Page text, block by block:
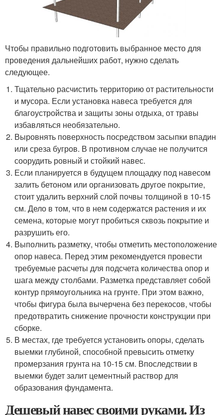
Чтобы правильно подготовить выбранное место для
проведения дальнейших работ, нужно сделать
следующее.
Тщательно расчистить территорию от растительности
и мусора. Если установка навеса требуется для
благоустройства и защиты зоны отдыха, от травы
избавляться необязательно.
Выровнять поверхность посредством засыпки впадин
или среза бугров. В противном случае не получится
соорудить ровный и стойкий навес.
Если планируется в будущем площадку под навесом
залить бетоном или организовать другое покрытие,
стоит удалить верхний слой почвы толщиной в 10-15
см. Дело в том, что в нем содержатся растения и их
семена, которые могут пробиться сквозь покрытие и
разрушить его.
Выполнить разметку, чтобы отметить местоположение
опор навеса. Перед этим рекомендуется провести
требуемые расчеты для подсчета количества опор и
шага между столбами. Разметка представляет собой
контур прямоугольника на грунте. При этом важно,
чтобы фигура была вычерчена без перекосов, чтобы
предотвратить снижение прочности конструкции при
сборке.
В местах, где требуется установить опоры, сделать
выемки глубиной, способной превысить отметку
промерзания грунта на 10-15 см. Впоследствии в
выемки будет залит цементный раствор для
образования фундамента.
Дешевый навес своими руками. Из